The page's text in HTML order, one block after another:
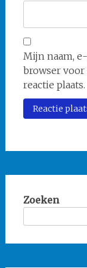
Mijn naam,
browser
reactie plaats.
Zoeken